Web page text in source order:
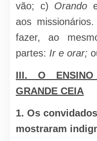
vão; c) Orando
aos
fazer, ao
partes: Ir e orar;
III. O
GRANDE CEIA
1. Os
mostraram